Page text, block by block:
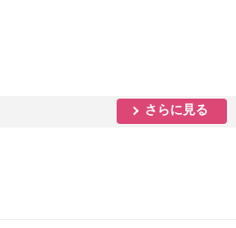
さらに見る